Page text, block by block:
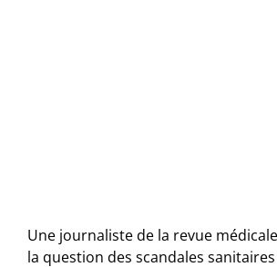
Une journaliste de la revue
la question des scandales